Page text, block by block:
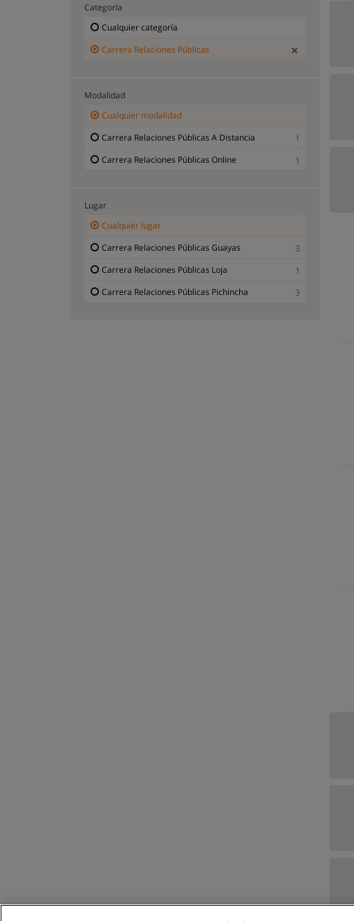
Categoría
Cualquier categoría
Carrera Relaciones Públicas
Modalidad
Cualquier modalidad
Carrera Relaciones Públicas A Distancia
1
Carrera Relaciones Públicas Online
1
Lugar
Cualquier lugar
Carrera Relaciones Públicas Guayas
3
Carrera Relaciones Públicas Loja
1
Carrera Relaciones Públicas Pichincha
3